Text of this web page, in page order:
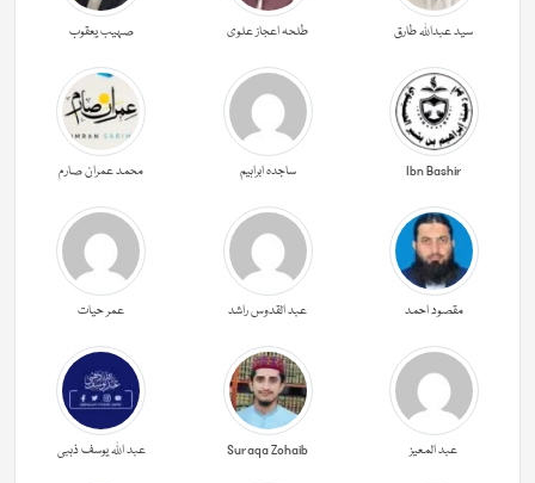
سید عبداللہ طارق طلحہ اعجاز علوی صہیب یعقوب
Ibn Bashir ساجدہ ابراہیم محمد عمران صارم
مقصود احمد عبد القدوس راشد عمر حیات
عبد المعیز Suraqa Zohaib عبد اللہ یوسف ذہبی